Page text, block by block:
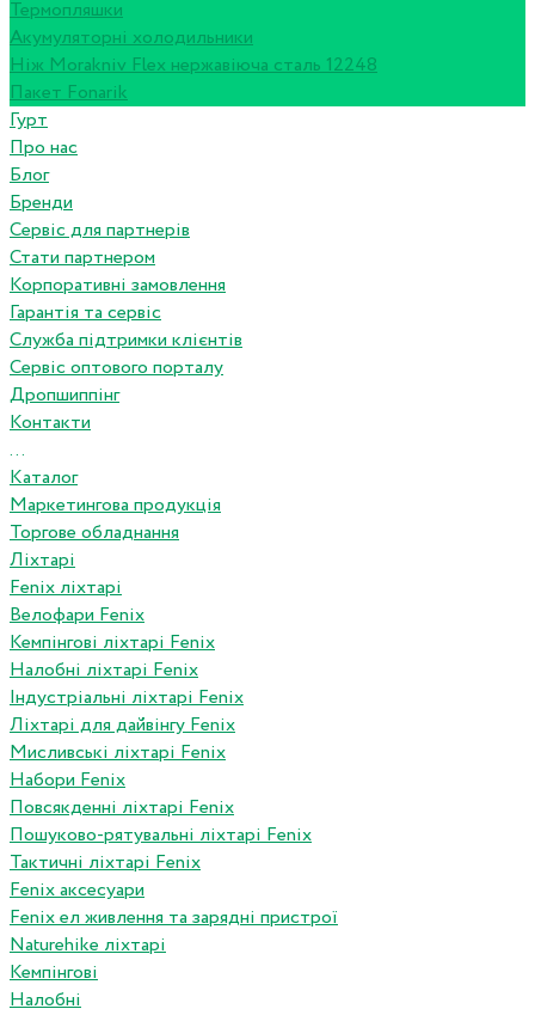
Термопляшки
Акумуляторні холодильники
Ніж Morakniv Flex нержавіюча сталь 12248
Пакет Fonarik
Гурт
Про нас
Блог
Бренди
Сервіс для партнерів
Стати партнером
Корпоративні замовлення
Гарантія та сервіс
Служба підтримки клієнтів
Сервіс оптового порталу
Дропшиппінг
Контакти
...
Каталог
Маркетингова продукція
Торгове обладнання
Ліхтарі
Fenix ліхтарі
Велофари Fenix
Кемпінгові ліхтарі Fenix
Налобні ліхтарі Fenix
Індустріальні ліхтарі Fenix
Ліхтарі для дайвінгу Fenix
Мисливські ліхтарі Fenix
Набори Fenix
Повсякденні ліхтарі Fenix
Пошуково-рятувальні ліхтарі Fenix
Тактичні ліхтарі Fenix
Fenix аксесуари
Fenix ел живлення та зарядні пристрої
Naturehike ліхтарі
Кемпінгові
Налобні